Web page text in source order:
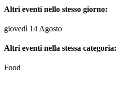
Altri eventi nello stesso giorno:
giovedì 14 Agosto
Altri eventi nella stessa categoria:
Food